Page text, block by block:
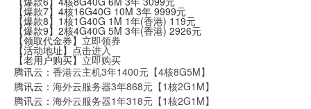
【爆款7】4核16G40G 10M 3年 9999元
【爆款8】1核1G40G 1M 1年(香港) 119元
【爆款9】2核4G40G 5M 3年(香港) 2926元
【领取代金券】 立即领券
【活动地址】 点击进入
【老用户购买】立即购买
腾讯云： 香港云主机3年1400元【4核8G5M】
腾讯云： 海外云服务器3年868元【1核2G1M】
腾讯云： 海外云服务器1年318元【1核2G1M】